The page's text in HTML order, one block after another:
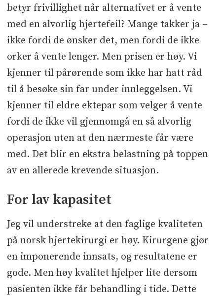
betyr frivillighet når alternativet er å vente
med en alvorlig hjertefeil? Mange takker ja –
ikke fordi de ønsker det, men fordi de ikke
orker å vente lenger. Men prisen er høy. Vi
kjenner til pårørende som ikke har hatt råd
til å besøke sin far under innleggelsen. Vi
kjenner til eldre ektepar som velger å vente
fordi de ikke vil gjennomgå en så alvorlig
operasjon uten at den nærmeste får være
med. Det blir en ekstra belastning på toppen
av en allerede krevende situasjon.
For lav kapasitet
Jeg vil understreke at den faglige kvaliteten
på norsk hjertekirurgi er høy. Kirurgene gjør
en imponerende innsats, og resultatene er
gode. Men høy kvalitet hjelper lite dersom
pasienten ikke får behandling i tide. Dette